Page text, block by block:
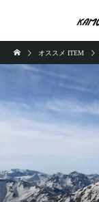
オススメ ITEM